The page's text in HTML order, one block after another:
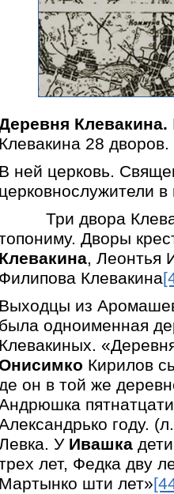
Клевакина.
Клевакина 28 дворов.
В ней церковь.
церковнослужители
Три двора
Дворы
Клевакина, Леонтья
Филипова Клевакина
Выходцы из
была одноименная
Клевакиных.
Кирилов
он в той же
году.
У Ивашка
лет, Федка дву
Мартынко шти лет»